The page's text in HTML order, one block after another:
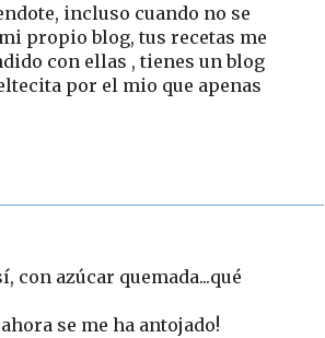
incluso cuando no se
propio blog, tus recetas me
con ellas , tienes un blog
por el mio que apenas
con azúcar quemada...qué
se me ha antojado!